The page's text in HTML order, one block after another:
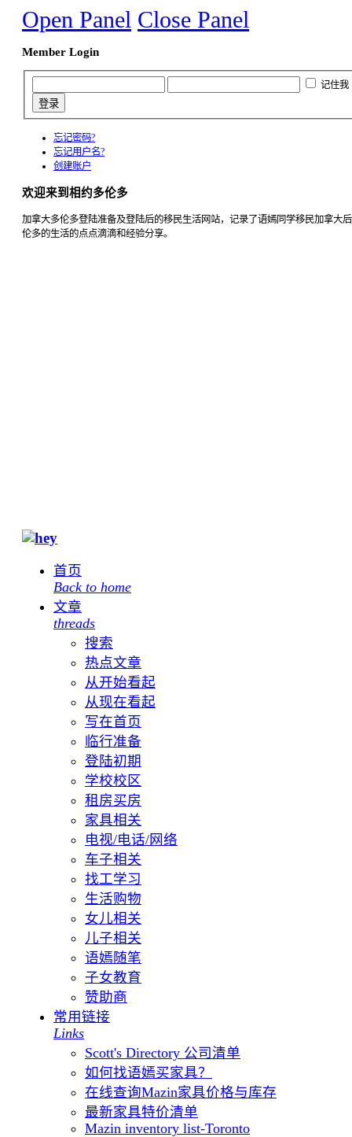
Open Panel Close Panel
Member Login
记住我
忘记密码?
忘记用户名?
创建账户
欢迎来到相约多伦多
加拿大多伦多登陆准备及登陆后的移民生活网站，记录了语嫣同学移民加拿大
伦多的生活的点点滴滴和经验分享。
首页
Back to home
文章
threads
搜索
热点文章
从开始看起
从现在看起
写在首页
临行准备
登陆初期
学校校区
租房买房
家具相关
电视/电话/网络
车子相关
找工学习
生活购物
女儿相关
儿子相关
语嫣随笔
子女教育
赞助商
常用链接
Links
Scott's Directory 公司清单
如何找语嫣买家具？
在线查询Mazin家具价格与库存
最新家具特价清单
Mazin inventory list-Toronto